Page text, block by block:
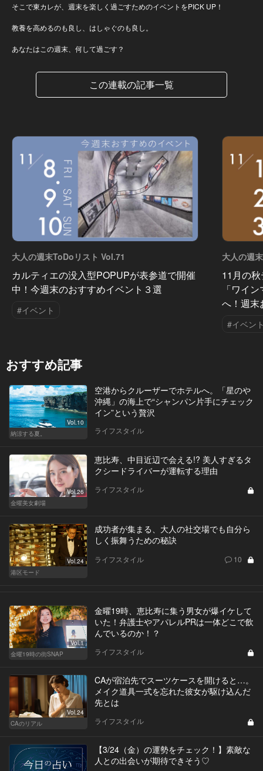
そこで東カレが、週末を楽しく過ごすためのイベントをPICK UP！
教養を高めるのも良し、はしゃぐのも良し。
あなたはこの週末、何して過ごす？
この連載の記事一覧
大人の週末ToDoリスト Vol.71
カルティエの没入型POPUPが表参道で開催
中！今週末のおすすめイベント３選
#イベント
大人の週
11月の
「ワイ
へ！週末
#イベン
おすすめ記事
Vol.10
納涼する夏。
空港からクルーザーでホテルへ。「星のや
沖縄」の海上で“シャンパン片手にチェック
イン”という贅沢
ライフスタイル
Vol.26
金曜美女劇場
恵比寿、中目近辺で会える!? 美人すぎるタ
クシードライバーが運転する理由
ライフスタイル
Vol.24
港区モード
成功者が集まる、大人の社交場でも自分ら
しく振舞うための秘訣
ライフスタイル 10
Vol.1
金曜19時の街SNAP
金曜19時、恵比寿に集う男女が爆イケして
いた！弁護士やアパレルPRは一体どこで飲
んでいるのか！？
ライフスタイル
Vol.24
CAのリアル
CAが宿泊先でスーツケースを開けると…。
メイク道具一式を忘れた彼女が駆け込んだ
先とは
ライフスタイル
【3/24（金）の運勢をチェック！】素敵な
人との出会いが期待できそう♡